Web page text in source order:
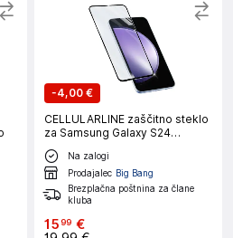
-4,00 €
CELLULARLINE zaščitno steklo
za Samsung Galaxy S24
FE/A36/A56
Na zalogi
Prodajalec Big Bang
Brezplačna poštnina za člane
kluba
1599 €